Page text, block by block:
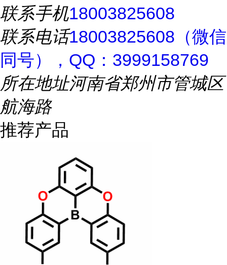
联系手机18003825608
联系电话18003825608（微信
同号），QQ：3999158769
所在地址河南省郑州市管城区
航海路
推荐产品